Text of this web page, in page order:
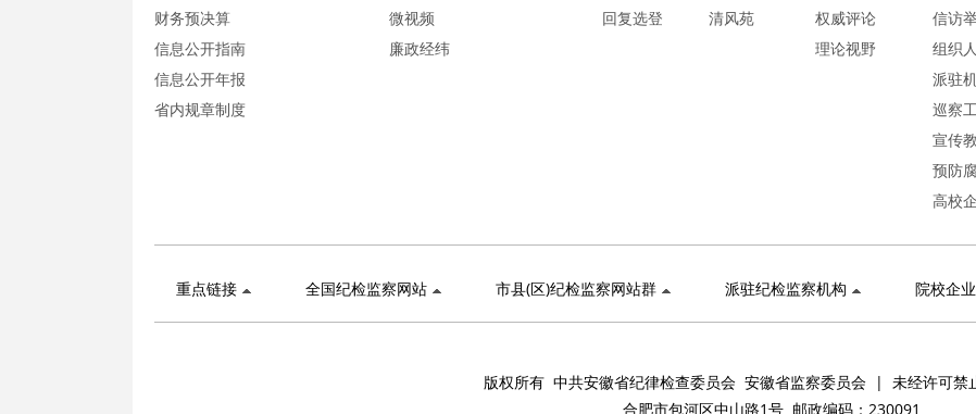
财务预决算
信息公开指南
信息公开年报
省内规章制度
微视频
廉政经纬
回复选登
清风苑
权威评论
理论视野
信访
组织
派驻
巡察
宣传
预防
高校
重点链接 全国纪检监察网站 市县(区)纪检监察网站群 派驻纪检监察机构 院校企业
版权所有 中共安徽省纪律检查委员会 安徽省监察委员会 | 未经许可禁
合肥市包河区中山路1号 邮政编码：230091